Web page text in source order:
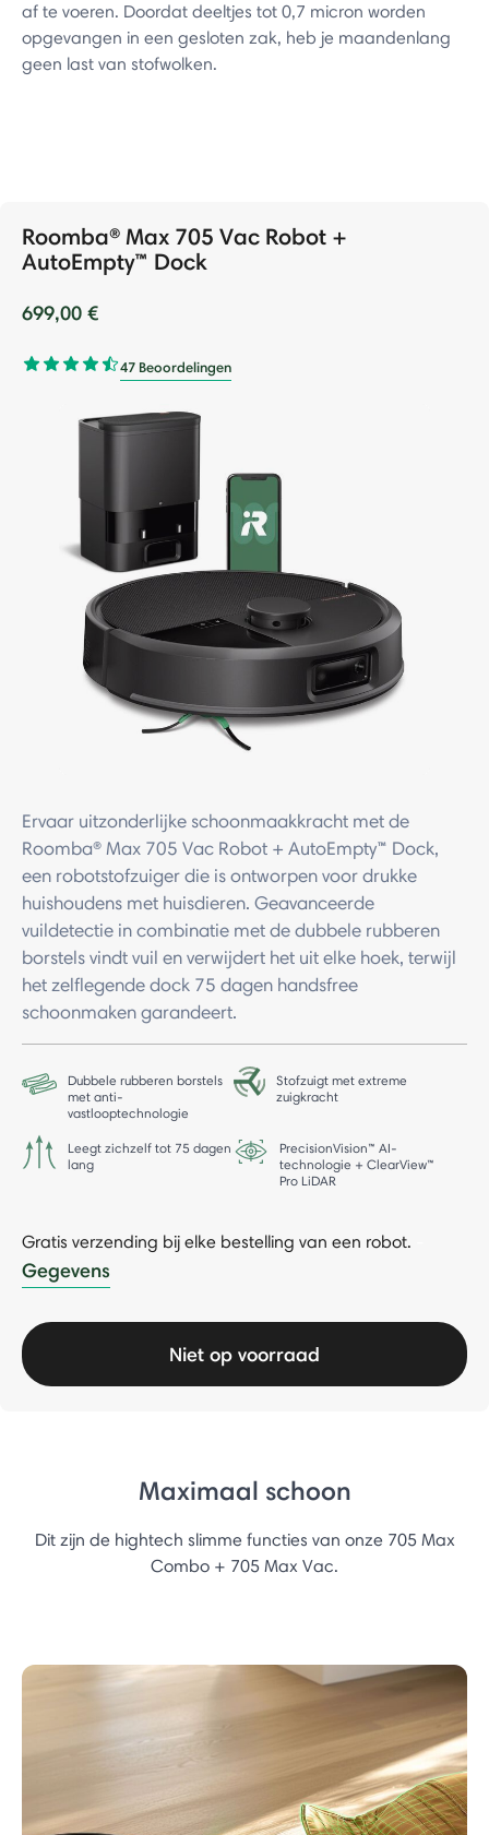
af te voeren. Doordat deeltjes tot 0,7 micron worden
opgevangen in een gesloten zak, heb je maandenlang
geen last van stofwolken.
Roomba® Max 705 Vac Robot +
AutoEmpty™ Dock
699,00 €
47 Beoordelingen
Ervaar uitzonderlijke schoonmaakkracht met de
Roomba® Max 705 Vac Robot + AutoEmpty™ Dock,
een robotstofzuiger die is ontworpen voor drukke
huishoudens met huisdieren. Geavanceerde
vuildetectie in combinatie met de dubbele rubberen
borstels vindt vuil en verwijdert het uit elke hoek, terwijl
het zelflegende dock 75 dagen handsfree
schoonmaken garandeert.
Dubbele rubberen borstels
met anti-
vastlooptechnologie
Stofzuigt met extreme
zuigkracht
Leegt zichzelf tot 75 dagen
lang
PrecisionVision™ AI-
technologie + ClearView™
Pro LiDAR
Gratis verzending bij elke bestelling van een robot.
Gegevens
Niet op voorraad
Maximaal schoon
Dit zijn de hightech slimme functies van onze 705 Max
Combo + 705 Max Vac.